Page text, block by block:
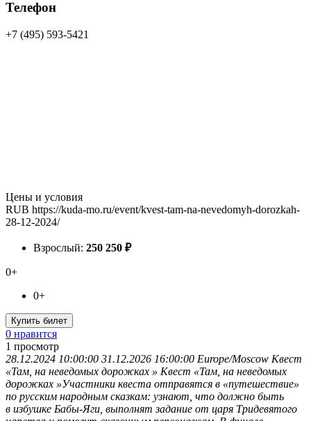
Телефон
+7 (495) 593-5421
Цены и условия
RUB https://kuda-mo.ru/event/kvest-tam-na-nevedomyh-dorozkah-
28-12-2024/
Взрослый: 250 250 ₽
0+
0+
Купить билет
0 нравится
1 просмотр
28.12.2024 10:00:00 31.12.2026 16:00:00 Europe/Moscow Квест
«Там, на неведомых дорожках » Квест «Там, на неведомых
дорожках »Участники квеста отправятся в «путешествие»
по русским народным сказкам: узнают, что должно быть
в избушке Бабы-Яги, выполнят задание от царя Тридевятого